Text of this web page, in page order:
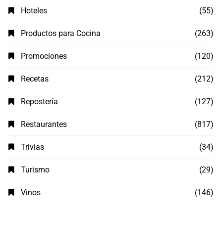
Hoteles (55)
Productos para Cocina (263)
Promociones (120)
Recetas (212)
Repostería (127)
Restaurantes (817)
Trivias (34)
Turismo (29)
Vinos (146)